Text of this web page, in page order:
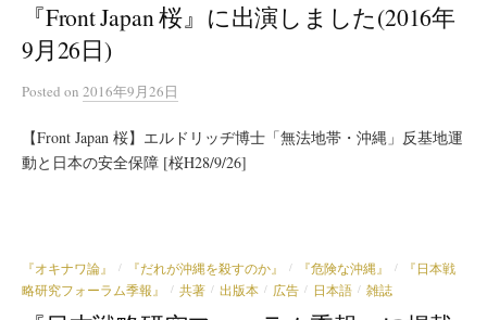
『Front Japan 桜』に出演しました(2016年
9月26日)
Posted on 2016年9月26日
【Front Japan 桜】エルドリッヂ博士「無法地帯・沖縄」反基地運
動と日本の安全保障 [桜H28/9/26]
『オキナワ論』 / 『だれが沖縄を殺すのか』 / 『危険な沖縄』 /
『日本戦
略研究フォーラム季報』
/ 共著 / 出版本 / 広告 / 日本語 / 雑誌